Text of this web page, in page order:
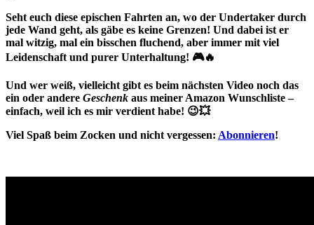
Seht euch diese epischen Fahrten an, wo der Undertaker durch
jede Wand geht, als gäbe es keine Grenzen! Und dabei ist er
mal witzig, mal ein bisschen fluchend, aber immer mit viel
Leidenschaft und purer Unterhaltung! 🎮🔥
Und wer weiß, vielleicht gibt es beim nächsten Video noch das
ein oder andere Geschenk aus meiner Amazon Wunschliste –
einfach, weil ich es mir verdient habe! 😉💥
Viel Spaß beim Zocken und nicht vergessen: Abonnieren!